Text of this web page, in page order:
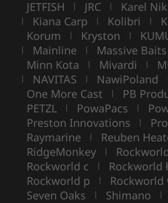
JETFISH | JRC | Karel
| Kiana Carp | Kolibri |
Korum | Kryston |
| Mainline | Massive Baits
Minn Kota | Mivardi |
| NAVITAS | NawiPoland
One More Cast | PB
PETZL | PowaPacs |
Preston Innovations |
Raymarine | Reuben
RidgeMonkey |
Rockworld c | Rockworld ł
Rockworld p | Rockworld
Seven Oaks | Shimano |